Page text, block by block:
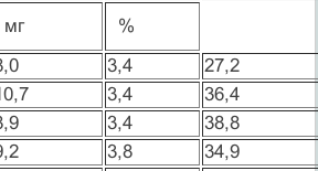
мг
%
3,4
27,2
3,4
36,4
3,4
38,8
3,8
34,9